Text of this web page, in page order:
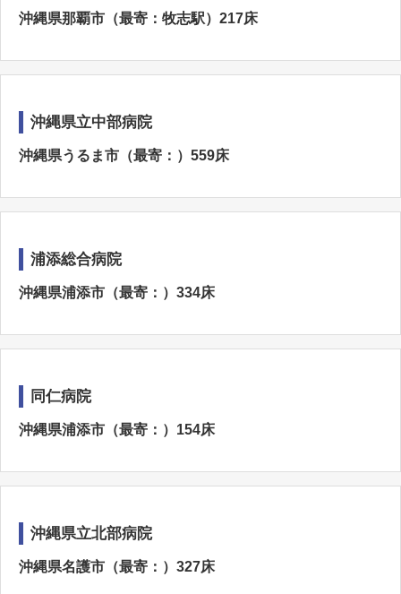
沖縄県那覇市（最寄：牧志駅）217床
沖縄県立中部病院
沖縄県うるま市（最寄：）559床
浦添総合病院
沖縄県浦添市（最寄：）334床
同仁病院
沖縄県浦添市（最寄：）154床
沖縄県立北部病院
沖縄県名護市（最寄：）327床